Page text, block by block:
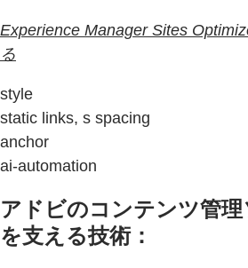
Experience Manager Sites
る
style
static links, s spacing
anchor
ai-automation
アドビのコンテンツ管
を支える技術：